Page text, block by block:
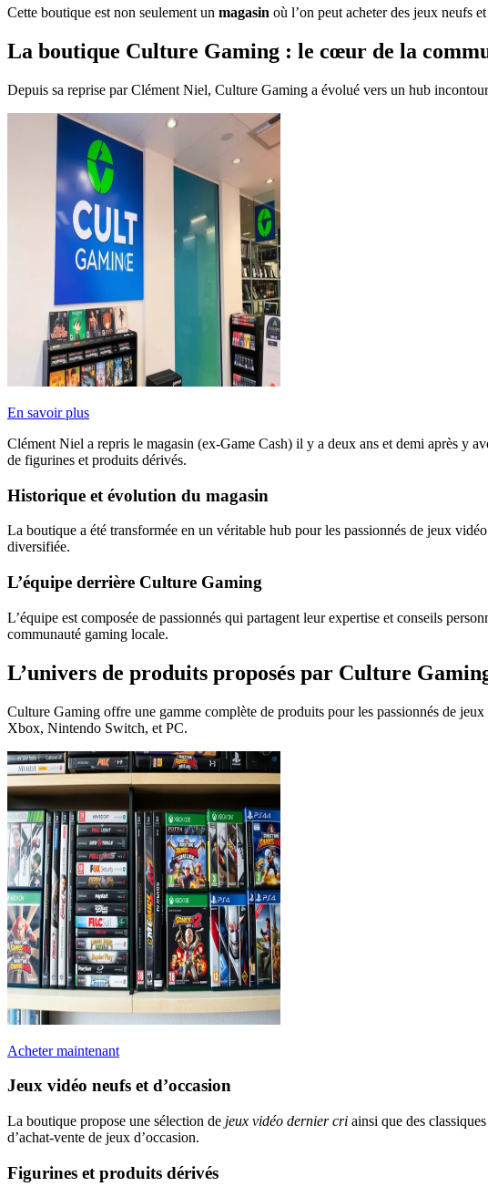
Cette boutique est non seulement un magasin où l’on peut acheter des jeux neufs et
La boutique Culture Gaming : le cœur de la
Depuis sa reprise par Clément Niel, Culture Gaming a évolué vers un hub
En savoir plus
Clément Niel a repris le magasin (ex-Game Cash) il y a deux ans et demi après y
de figurines et produits dérivés.
Historique et évolution du magasin
La boutique a été transformée en un véritable hub pour les passionnés de jeux
diversifiée.
L’équipe derrière Culture Gaming
L’équipe est composée de passionnés qui partagent leur expertise et conseils
communauté gaming locale.
L’univers de produits proposés par Culture
Culture Gaming offre une gamme complète de produits pour les passionnés de
Xbox, Nintendo Switch, et PC.
Acheter maintenant
Jeux vidéo neufs et d’occasion
La boutique propose une sélection de jeux vidéo dernier cri ainsi que des
d’achat-vente de jeux d’occasion.
Figurines et produits dérivés